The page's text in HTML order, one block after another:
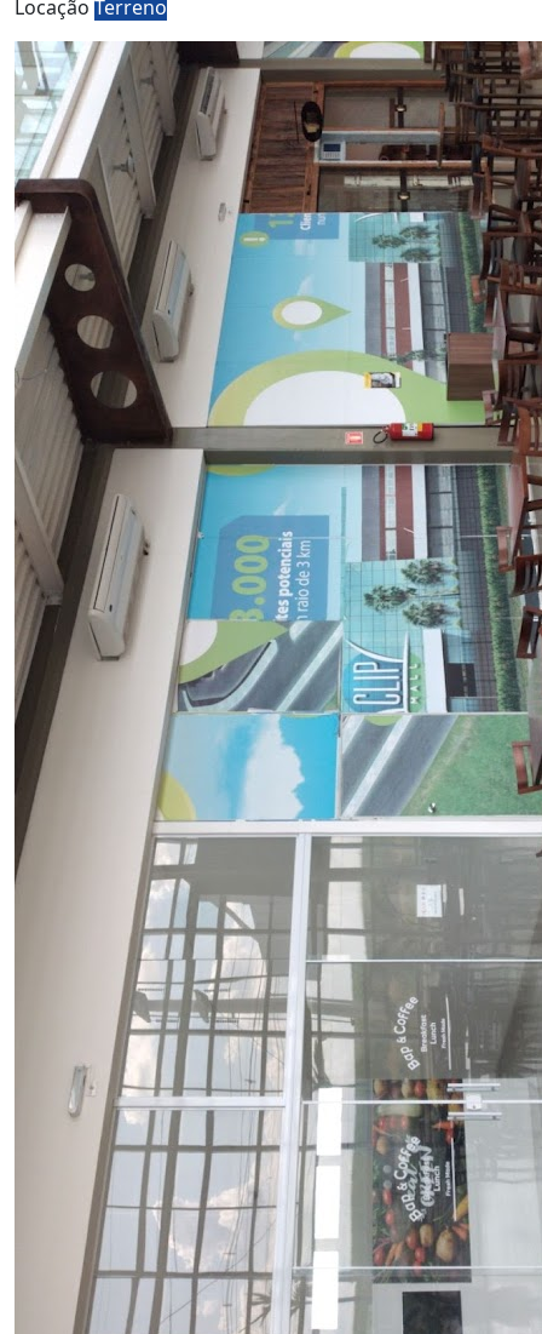
Locação Terreno